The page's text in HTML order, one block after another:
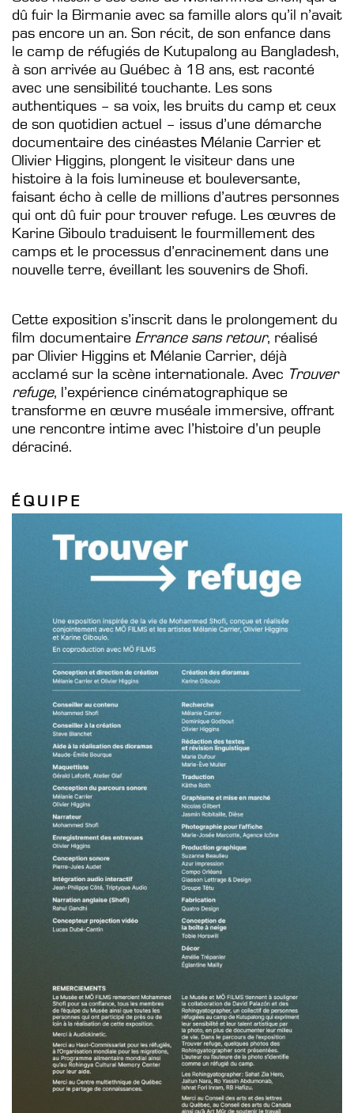
dû fuir la Birmanie avec sa famille alors qu’il n’avait
pas encore un an. Son récit, de son enfance dans
le camp de réfugiés de Kutupalong au Bangladesh,
à son arrivée au Québec à 18 ans, est raconté
avec une sensibilité touchante. Les sons
authentiques – sa voix, les bruits du camp et ceux
de son quotidien actuel – issus d’une démarche
documentaire des cinéastes Mélanie Carrier et
Olivier Higgins, plongent le visiteur dans une
histoire à la fois lumineuse et bouleversante,
faisant écho à celle de millions d’autres personnes
qui ont dû fuir pour trouver refuge. Les œuvres de
Karine Giboulo traduisent le fourmillement des
camps et le processus d’enracinement dans une
nouvelle terre, éveillant les souvenirs de Shofi.
Cette exposition s’inscrit dans le prolongement du
film documentaire Errance sans retour, réalisé
par Olivier Higgins et Mélanie Carrier, déjà
acclamé sur la scène internationale. Avec Trouver
refuge, l’expérience cinématographique se
transforme en œuvre muséale immersive, offrant
une rencontre intime avec l’histoire d’un peuple
déraciné.
ÉQUIPE